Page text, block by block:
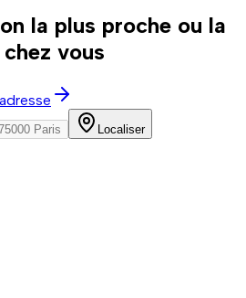
la plus proche ou la
vous
Localiser